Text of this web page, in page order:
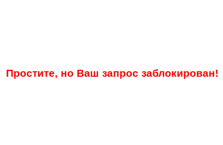
Простите, но Ваш запрос заблокирован!